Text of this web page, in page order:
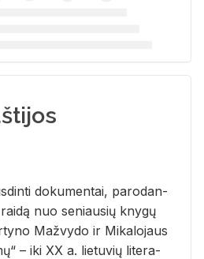
do­ku­men­tai, pa­ro­dan­
nuo se­niau­sių kny­gų
Ma­žvy­do ir Mi­ka­lo­jaus
– iki XX a. lie­tu­vių li­te­ra­